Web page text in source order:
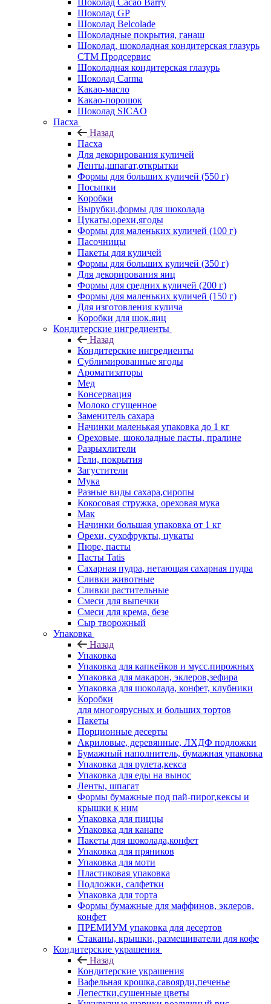
Шоколад Cacao Barry
Шоколад GP
Шоколад Belcolade
Шоколадные покрытия, ганаш
Шоколад, шоколадная кондитерская глазурь
СТМ Продсервис
Шоколадная кондитерская глазурь
Шоколад Carma
Какао-масло
Какао-порошок
Шоколад SICAO
Пасха
Назад
Пасха
Для декорирования куличей
Ленты,шпагат,открытки
Формы для больших куличей (550 г)
Посыпки
Коробки
Вырубки,формы для шоколада
Цукаты,орехи,ягоды
Формы для маленьких куличей (100 г)
Пасочницы
Пакеты для куличей
Формы для больших куличей (350 г)
Для декорирования яиц
Формы для средних куличей (200 г)
Формы для маленьких куличей (150 г)
Для изготовления кулича
Коробки для шок.яиц
Кондитерские ингредиенты
Назад
Кондитерские ингредиенты
Сублимированные ягоды
Ароматизаторы
Мед
Консервация
Молоко сгущенное
Заменитель сахара
Начинки маленькая упаковка до 1 кг
Ореховые, шоколадные пасты, пралине
Разрыхлители
Гели, покрытия
Загустители
Мука
Разные виды сахара,сиропы
Кокосовая стружка, ореховая мука
Мак
Начинки большая упаковка от 1 кг
Орехи, сухофрукты, цукаты
Пюре, пасты
Пасты Tatis
Сахарная пудра, нетающая сахарная пудра
Сливки животные
Сливки растительные
Смеси для выпечки
Смеси для крема, безе
Сыр творожный
Упаковка
Назад
Упаковка
Упаковка для капкейков и мусс.пирожных
Упаковка для макарон, эклеров,зефира
Упаковка для шоколада, конфет, клубники
Коробки
для многоярусных и больших тортов
Пакеты
Порционные десерты
Акриловые, деревянные, ЛХДФ подложки
Бумажный наполнитель, бумажная упаковка
Упаковка для рулета,кекса
Упаковка для еды на вынос
Ленты, шпагат
Формы бумажные под пай-пирог,кексы и
крышки к ним
Упаковка для пиццы
Упаковка для канапе
Пакеты для шоколада,конфет
Упаковка для пряников
Упаковка для моти
Пластиковая упаковка
Подложки, салфетки
Упаковка для торта
Формы бумажные для маффинов, эклеров,
конфет
ПРЕМИУМ упаковка для десертов
Стаканы, крышки, размешиватели для кофе
Кондитерские украшения
Назад
Кондитерские украшения
Вафельная крошка,савоярди,печенье
Лепестки,сушенные цветы